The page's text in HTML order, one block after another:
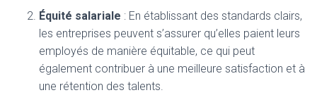
Équité salariale : En établissant des standards clairs,
les entreprises peuvent s’assurer qu’elles paient leurs
employés de manière équitable, ce qui peut
également contribuer à une meilleure satisfaction et à
une rétention des talents.